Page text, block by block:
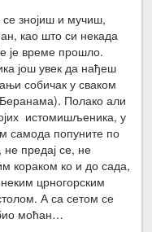
знојиш и мучиш,
као што си некада
је време прошло.
још увек да нађеш
собичак у сваком
Полако али
истомишљеника, у
самода попуните по
предај се, не
кораком ко и до сада,
црногорским
А са сетом се
моћан…